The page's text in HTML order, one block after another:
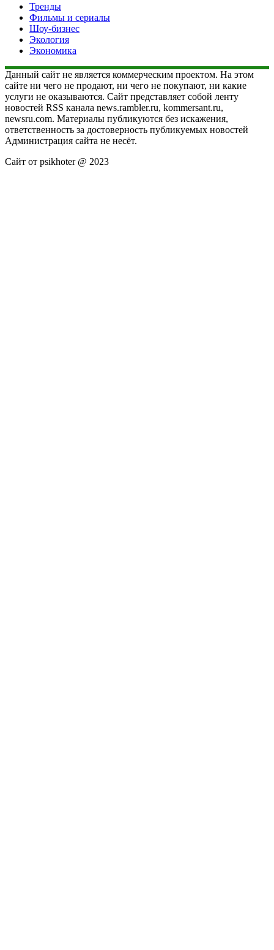
Тренды
Фильмы и сериалы
Шоу-бизнес
Экология
Экономика
Данный сайт не является коммерческим проектом. На этом
сайте ни чего не продают, ни чего не покупают, ни какие
услуги не оказываются. Сайт представляет собой ленту
новостей RSS канала news.rambler.ru, kommersant.ru,
newsru.com. Материалы публикуются без искажения,
ответственность за достоверность публикуемых новостей
Администрация сайта не несёт.
Сайт от psikhoter @ 2023